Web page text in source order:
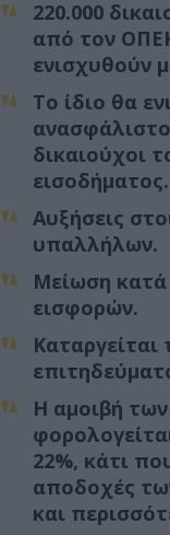
220.000
από τον
ενισχυθούν
Το ίδιο θα
δικαιούχοι
εισοδήματος.
Αυξήσεις
υπαλλήλων.
Μείωση
εισφορών.
Η αμοιβή
22%, κάτι
αποδοχές
και